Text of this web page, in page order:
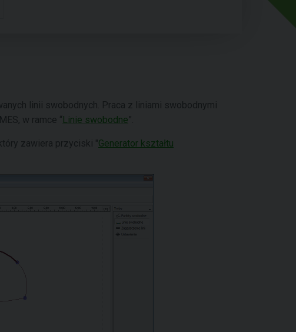
linii swobodnych. Praca z liniami swobodnymi
w ramce “Linie swobodne”.
zawiera przyciski "Generator kształtu